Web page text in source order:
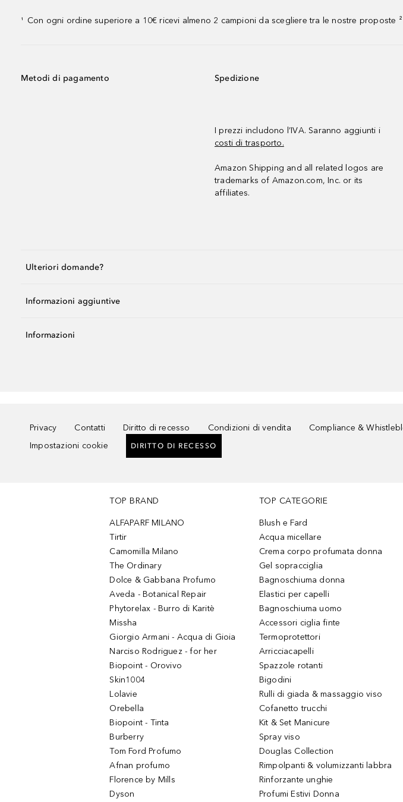
¹ Con ogni ordine superiore a 10€ ricevi almeno 2 campioni da scegliere tra le nostre
Metodi di pagamento Spedizione
I prezzi includono l’IVA. Saranno aggiunti i
costi di trasporto.
Amazon Shipping and all related logos are
trademarks of Amazon.com, Inc. or its
affiliates.
Ulteriori domande?
Informazioni aggiuntive
Informazioni
Privacy Contatti Diritto di recesso Condizioni di vendita
Compliance &
Impostazioni cookie
DIRITTO DI RECESSO
TOP BRAND
ALFAPARF MILANO
Tirtir
Camomilla Milano
The Ordinary
Dolce & Gabbana Profumo
Aveda - Botanical Repair
Phytorelax - Burro di Karitè
Missha
Giorgio Armani - Acqua di Gioia
Narciso Rodriguez - for her
Biopoint - Orovivo
Skin1004
Lolavie
Orebella
Biopoint - Tinta
Burberry
Tom Ford Profumo
Afnan profumo
Florence by Mills
Dyson
TOP CATEGORIE
Blush e Fard
Acqua micellare
Crema corpo profumata donna
Gel sopracciglia
Bagnoschiuma donna
Elastici per capelli
Bagnoschiuma uomo
Accessori ciglia finte
Termoprotettori
Arricciacapelli
Spazzole rotanti
Bigodini
Rulli di giada & massaggio viso
Cofanetto trucchi
Kit & Set Manicure
Spray viso
Douglas Collection
Rimpolpanti & volumizzanti labbra
Rinforzante unghie
Profumi Estivi Donna